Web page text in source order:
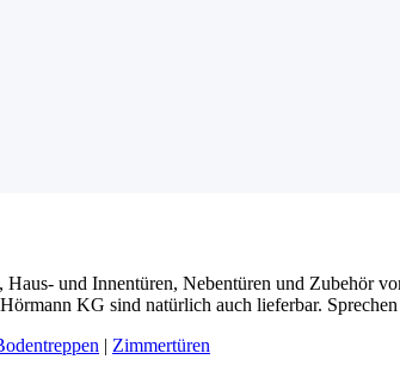
und Innentüren, Nebentüren und Zubehör
KG sind natürlich auch lieferbar. Sprechen
| Zimmertüren